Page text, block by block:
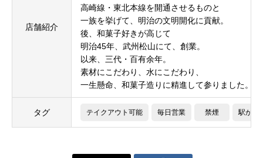
店舗紹介
高崎線・東北本線を開通させるものと
一族を挙げて、明治の文明開化に貢献。
後、和菓子好きが高じて
明治45年、武州松山にて、創業。
以来、三代・百有余年。
素材にこだわり、水にこだわり、
一生懸命、和菓子造りに精進して参りました。
タグ テイクアウト可能 毎日営業 禁煙 駅から